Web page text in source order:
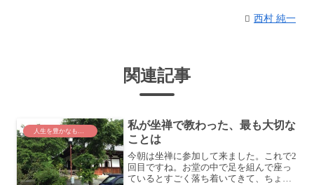
西村 純一
関連記事
私が坐禅で教わった、最も大切な
ことは
今朝は坐禅に参加して来ました。これで2
回目ですね。お堂の中で足を組んで座っ
ているとすごく落ち着いてきて、ちょっ